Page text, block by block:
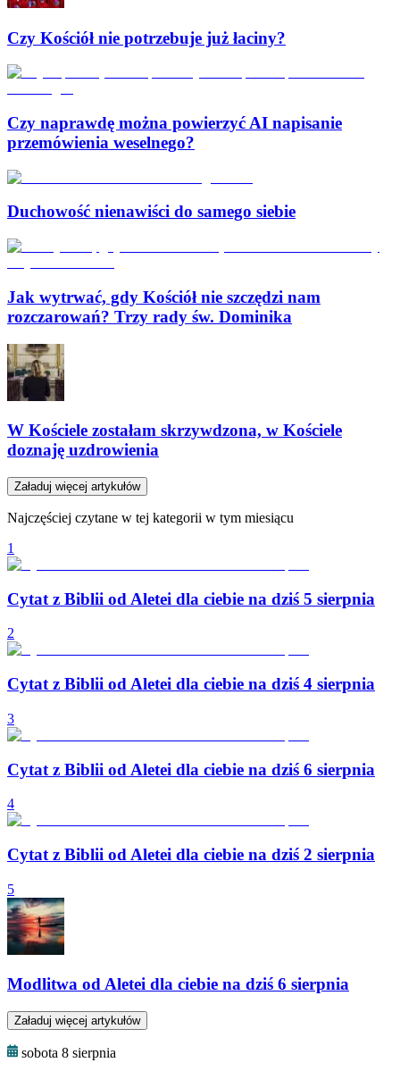
Czy Kościół nie potrzebuje już łaciny?
Czy naprawdę można powierzyć AI napisanie
przemówienia weselnego?
Duchowość nienawiści do samego siebie
Jak wytrwać, gdy Kościół nie szczędzi nam
rozczarowań? Trzy rady św. Dominika
W Kościele zostałam skrzywdzona, w Kościele
doznaję uzdrowienia
Załaduj więcej artykułów
Najczęściej czytane w tej kategorii w tym miesiącu
1
Cytat z Biblii od Aletei dla ciebie na dziś 5 sierpnia
2
Cytat z Biblii od Aletei dla ciebie na dziś 4 sierpnia
3
Cytat z Biblii od Aletei dla ciebie na dziś 6 sierpnia
4
Cytat z Biblii od Aletei dla ciebie na dziś 2 sierpnia
5
Modlitwa od Aletei dla ciebie na dziś 6 sierpnia
Załaduj więcej artykułów
sobota 8 sierpnia